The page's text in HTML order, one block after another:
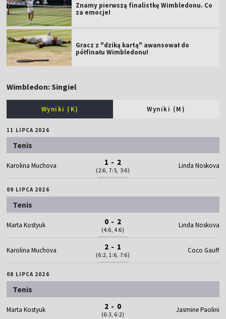
Znamy pierwszą finalistkę Wimbledonu. Co
za emocje!
Gracz z "dziką kartą" awansował do
półfinału Wimbledonu!
Wimbledon: Singiel
Wyniki (K) Wyniki (M)
11 LIPCA 2026
Tenis
Karolina Muchova 1 - 2
(2:6, 7:5, 3:6)
Linda Noskova
09 LIPCA 2026
Tenis
Marta Kostyuk 0 - 2
(4:6, 4:6)
Linda Noskova
Karolina Muchova 2 - 1
(6:2, 1:6, 7:6)
Coco Gauff
08 LIPCA 2026
Tenis
Marta Kostyuk 2 - 0
(6:3, 6:2)
Jasmine Paolini